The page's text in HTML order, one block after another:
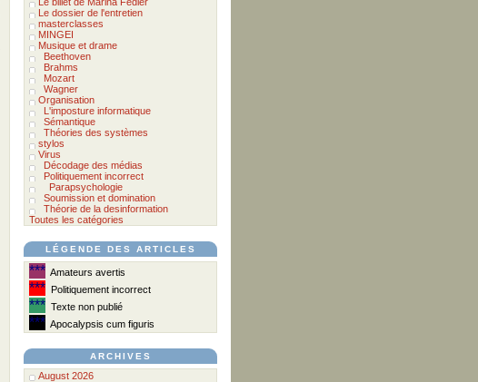
Le dossier de l'entretien
masterclasses
MINGEI
Musique et drame
Beethoven
Brahms
Mozart
Wagner
Organisation
L'imposture informatique
Sémantique
Théories des systèmes
stylos
Virus
Décodage des médias
Politiquement incorrect
Parapsychologie
Soumission et domination
Théorie de la desinformation
Toutes les catégories
LÉGENDE DES ARTICLES
*** Amateurs avertis
*** Politiquement incorrect
*** Texte non publié
*** Apocalypsis cum figuris
ARCHIVES
August 2026